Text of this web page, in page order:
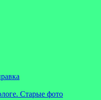
Старые фото